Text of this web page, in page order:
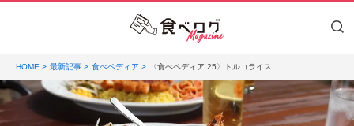
HOME 最新記事 食べペディア 〈食べペディア 25〉トルコライス